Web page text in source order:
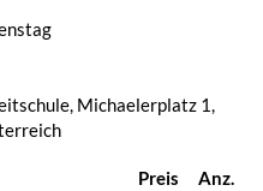
Michaelerplatz 1,
Preis Anz.